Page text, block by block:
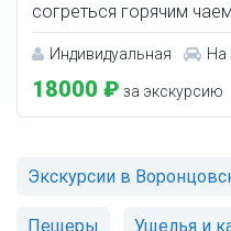
согреться горячим
Индивидуальная На
18000 ₽ за экскурсию
Экскурсии в
Пещеры Ущелья и